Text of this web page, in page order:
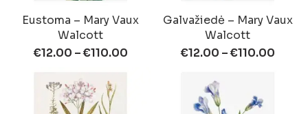
Eustoma – Mary Vaux
Walcott
€12.00 –€110.00
Galvažiedė – Mary Vaux
Walcott
€12.00 –€110.00